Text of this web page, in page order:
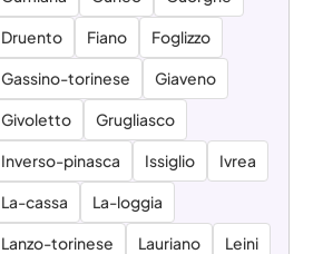
Druento Fiano Foglizzo
Gassino-torinese Giaveno
Givoletto Grugliasco
Inverso-pinasca Issiglio Ivrea
La-cassa La-loggia
Lanzo-torinese Lauriano Leini